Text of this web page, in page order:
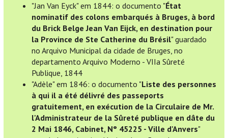
"Jan Van Eyck" em 1844: o documento "État
nominatif des colons embarqués à Bruges, à bord
du Brick Belge Jean Van Eijck, en destination pour
la Province de Ste Catherine du Brésil" guardado
no Arquivo Municipal da cidade de Bruges, no
departamento Arquivo Moderno - VIIa Sûreté
Publique, 1844
"Adèle" em 1846: o documento "Liste des personnes
à qui il a été délivré des passeports
gratuitement, en exécution de la Circulaire de Mr.
l'Administrateur de la Sûreté publique en dâte du
2 Mai 1846, Cabinet, N° 45225 - Ville d'Anvers"